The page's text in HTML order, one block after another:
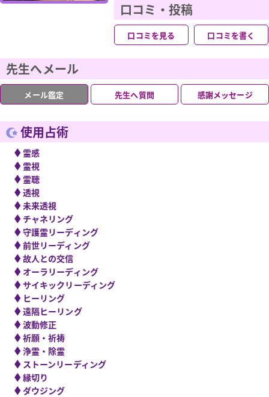
口コミ・投稿
口コミを見る 口コミを書く
先生へメール
メール鑑定 先生へ質問 感謝メッセージ
使用占術
◆ 霊感
◆ 霊視
◆ 霊聴
◆透視
◆未来透視
◆ チャネリング
◆守護霊リーディング
◆前世リーディング
◆故人との交信
◆ オーラリーディング
◆サイキックリーディング
◆ ヒーリング
◆遠隔ヒーリング
◆波動修正
◆祈願・祈祷
◆浄霊・除霊
◆ ストーンリーディング
◆縁切り
◆ダウジング